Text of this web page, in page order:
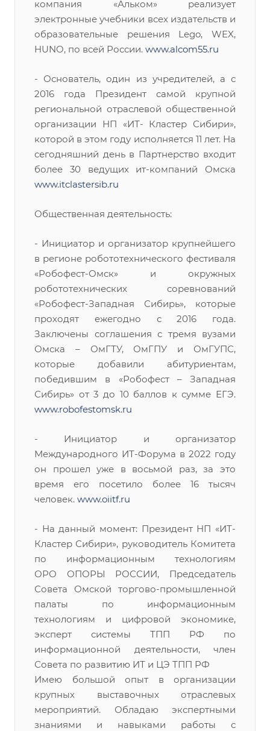
компания «Альком» реализует
электронные учебники всех издательств и
образовательные решения Lego, WEX,
HUNO, по всей России. www.alcom55.ru
- Основатель, один из учредителей, а с
2016 года Президент самой крупной
региональной отраслевой общественной
организации НП «ИТ- Кластер Сибири»,
которой в этом году исполняется 11 лет. На
сегодняшний день в Партнерство входит
более 30 ведущих ит-компаний Омска
www.itclastersib.ru
Общественная деятельность:
- Инициатор и организатор крупнейшего
в регионе робототехнического фестиваля
«Робофест-Омск» и окружных
робототехнических соревнований
«Робофест-Западная Сибирь», которые
проходят ежегодно с 2016 года.
Заключены соглашения с тремя вузами
Омска – ОмГТУ, ОмГПУ и ОмГУПС,
которые добавили абитуриентам,
победившим в «Робофест – Западная
Сибирь» от 3 до 10 баллов к сумме ЕГЭ.
www.robofestomsk.ru
- Инициатор и организатор
Международного ИТ-Форума в 2022 году
он прошел уже в восьмой раз, за это
время его посетило более 16 тысяч
человек. www.oiitf.ru
- На данный момент: Президент НП «ИТ-
Кластер Сибири», руководитель Комитета
по информационным технологиям
ОРО ОПОРЫ РОССИИ, Председатель
Совета Омской торгово-промышленной
палаты по информационным
технологиям и цифровой экономике,
эксперт системы ТПП РФ по
информационной деятельности, член
Совета по развитию ИТ и ЦЭ ТПП РФ
Имею большой опыт в организации
крупных выставочных отраслевых
мероприятий. Обладаю экспертными
знаниями и навыками работы с